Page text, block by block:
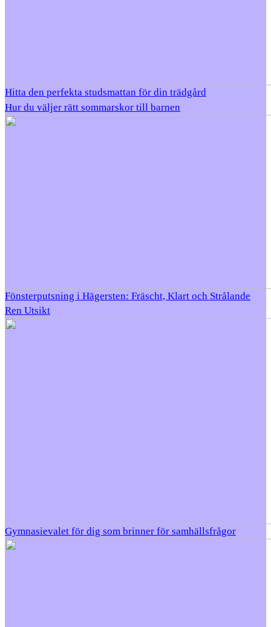
Hitta den perfekta studsmattan för din trädgård
Hur du väljer rätt sommarskor till barnen
Fönsterputsning i Hägersten: Fräscht, Klart och Strålande
Ren Utsikt
Gymnasievalet för dig som brinner för samhällsfrågor